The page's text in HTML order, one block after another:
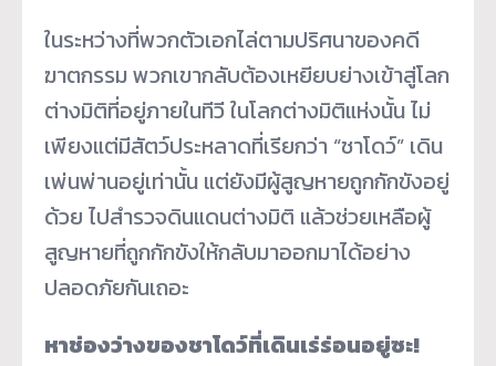
ในระหว่างที่พวกตัวเอกไล่ตามปริศนาของคดี
ฆาตกรรม พวกเขากลับต้องเหยียบย่างเข้าสู่โลก
ต่างมิติที่อยู่ภายในทีวี ในโลกต่างมิติแห่งนั้น ไม่
เพียงแต่มีสัตว์ประหลาดที่เรียกว่า “ชาโดว์” เดิน
เพ่นพ่านอยู่เท่านั้น แต่ยังมีผู้สูญหายถูกกักขังอยู่
ด้วย ไปสำรวจดินแดนต่างมิติ แล้วช่วยเหลือผู้
สูญหายที่ถูกกักขังให้กลับมาออกมาได้อย่าง
ปลอดภัยกันเถอะ
หาช่องว่างของชาโดว์ที่เดินเร่ร่อนอยู่ซะ!